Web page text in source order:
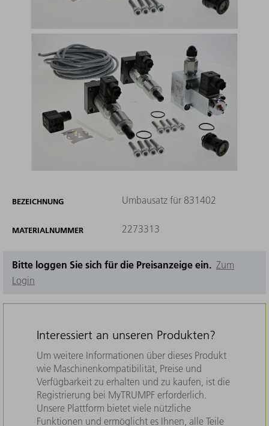
BEZEICHNUNG Umbausatz für 831402
MATERIALNUMMER 2273313
Bitte loggen Sie sich für die Preisanzeige ein. Zum
Login
Interessiert an unseren Produkten?
Um weitere Informationen über dieses Produkt
wie Maschinenkompatibilität, Preise und
Verfügbarkeit zu erhalten und zu kaufen, ist die
Registrierung bei MyTRUMPF erforderlich.
Unsere Plattform bietet viele nützliche
Funktionen und ermöglicht es Ihnen, alle Teile